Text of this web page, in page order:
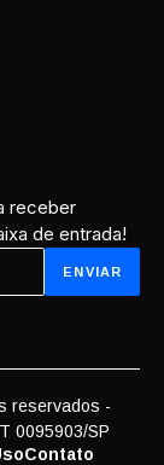
receber
de entrada!
reservados -
0095903/SP
Contato